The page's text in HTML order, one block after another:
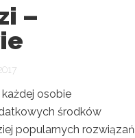
–
osobie
środków
popularnych rozwiązań